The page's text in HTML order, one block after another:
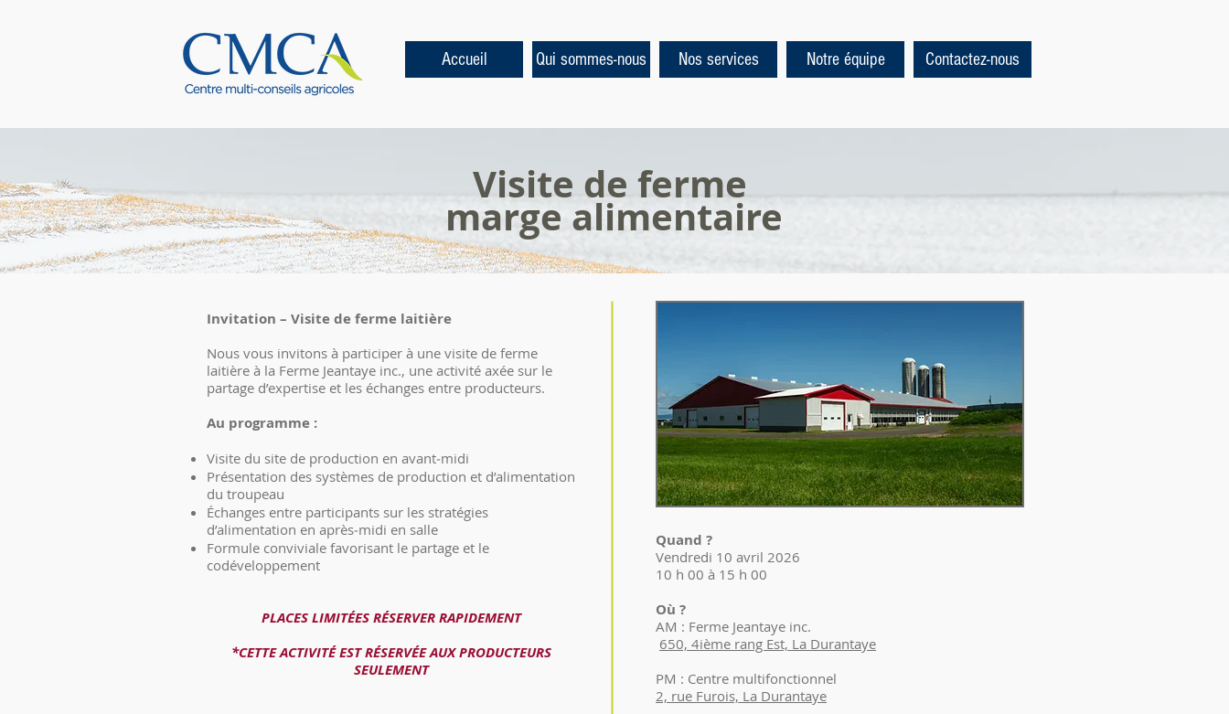
Accueil Qui sommes-nous Nos services Notre équipe Contactez-nous
Visite de ferme
marge alimentaire
Invitation – Visite de ferme laitière
Nous vous invitons à participer à une visite de ferme
laitière à la Ferme Jeantaye inc., une activité axée sur le
partage d’expertise et les échanges entre producteurs.
Au programme :
Visite du site de production en avant‑midi
Présentation des systèmes de production et d’alimentation
du troupeau
Échanges entre participants sur les stratégies
d’alimentation en après‑midi en salle
Formule conviviale favorisant le partage et le
codéveloppement
PLACES LIMITÉES RÉSERVER RAPIDEMENT
*CETTE ACTIVITÉ EST RÉSERVÉE AUX PRODUCTEURS
SEULEMENT
Quand ?
Vendredi 10 avril 2026
10 h 00 à 15 h 00
Où ?
AM : Ferme Jeantaye inc.
650, 4ième rang Est, La Durantaye
PM : Centre multifonctionnel
2, rue Furois, La Durantaye